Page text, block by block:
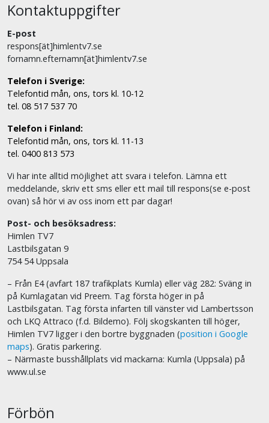
Kontaktuppgifter
E-post
respons[ät]himlentv7.se
fornamn.efternamn[ät]himlentv7.se
Telefon i Sverige:
Telefontid mån, ons, tors kl. 10-12
tel. 08 517 537 70
Telefon i Finland:
Telefontid mån, ons, tors kl. 11-13
tel. 0400 813 573
Vi har inte alltid möjlighet att svara i telefon. Lämna ett
meddelande, skriv ett sms eller ett mail till respons(se e-post
ovan) så hör vi av oss inom ett par dagar!
Post- och besöksadress:
Himlen TV7
Lastbilsgatan 9
754 54 Uppsala
– Från E4 (avfart 187 trafikplats Kumla) eller väg 282: Sväng in
på Kumlagatan vid Preem. Tag första höger in på
Lastbilsgatan. Tag första infarten till vänster vid Lambertsson
och LKQ Attraco (f.d. Bildemo). Följ skogskanten till höger,
Himlen TV7 ligger i den bortre byggnaden (position i Google
maps). Gratis parkering.
– Närmaste busshållplats vid mackarna: Kumla (Uppsala) på
www.ul.se
Förbön